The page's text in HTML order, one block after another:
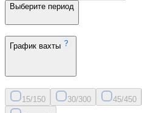
Выберите период
График вахты
15/150 30/300 45/450